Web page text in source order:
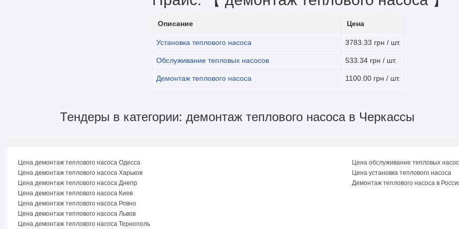
Описание Цена
Установка теплового насоса 3783.33 грн / шт.
Обслуживание тепловых насосов 533.34 грн / шт.
Демонтаж теплового насоса 1100.00 грн / шт.
Тендеры в категории: демонтаж теплового насоса в Черкассы
Цена демонтаж теплового насоса Одесса
Цена демонтаж теплового насоса Харьков
Цена демонтаж теплового насоса Днепр
Цена демонтаж теплового насоса Киев
Цена демонтаж теплового насоса Ровно
Цена демонтаж теплового насоса Львов
Цена демонтаж теплового насоса Тернополь
Цена обслуживание тепловых
Цена установка теплового насоса
Демонтаж теплового насоса в